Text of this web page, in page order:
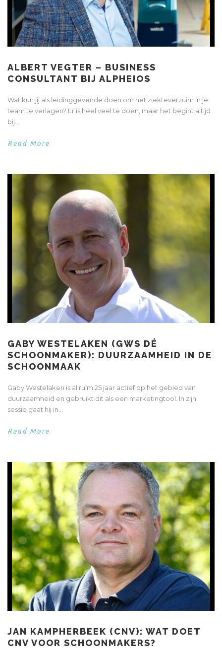
ALBERT VEGTER – BUSINESS
CONSULTANT BIJ ALPHEIOS
Wat kun jij als leidinggevende doen om het ziekteverzuim in je
team te verlagen? Er is heel veel te doen, maar het begint altijd
bij...
Read More
GABY WESTELAKEN (GWS DÉ
SCHOONMAKER): DUURZAAMHEID IN DE
SCHOONMAAK
Gaby Westelaken is al ruim 25 jaar actief op het gebied van
duurzaamheid en gebruikt dit als een marketingtool. In zijn
sessie gaat hij in...
Read More
JAN KAMPHERBEEK (CNV): WAT DOET
CNV VOOR SCHOONMAKERS?